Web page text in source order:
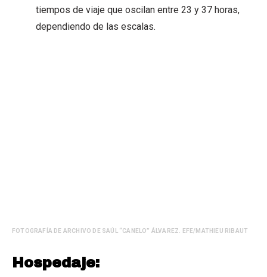
tiempos de viaje que oscilan entre 23 y 37 horas,
dependiendo de las escalas.
FOTOGRAFÍA DE ARCHIVO DE SAÚL “CANELO” ÁLVAREZ. EFE/MATHIEU RIBAUT
Hospedaje: